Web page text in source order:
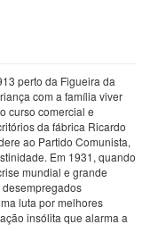
perto da Figueira da
com a família viver
curso comercial e
da fábrica Ricardo
ao Partido Comunista,
Em 1931, quando
mundial e grande
luta por melhores
insólita que alarma a